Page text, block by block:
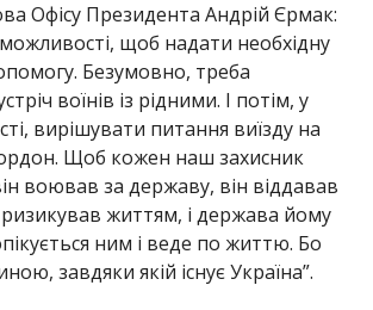
Офісу Президента Андрій Єрмак:
щоб надати необхідну
Безумовно, треба
воїнів із рідними. І потім, у
вирішувати питання виїзду на
Щоб кожен наш захисник
воював за державу, він віддавав
ризикував життям, і держава йому
ним і веде по життю. Бо
завдяки якій існує Україна”.